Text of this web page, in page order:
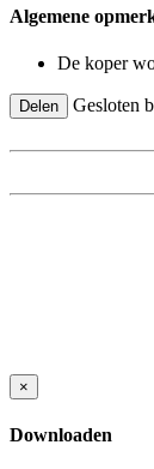
Algemene
De koper
Delen Gesloten
×
Downloaden